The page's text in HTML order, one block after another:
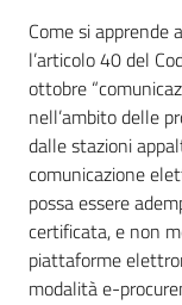
Come si apprende
l’articolo 40 del
ottobre
nell’ambito delle
dalle stazioni
comunicazione
possa essere
certificata, e non
piattaforme
modalità e-